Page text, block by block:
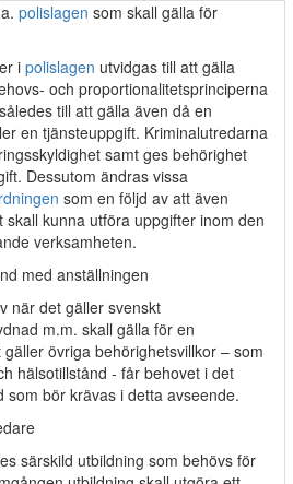
polislagen som skall gälla för
i polislagen utvidgas till att gälla
och proportionalitetsprinciperna
till att gälla även då en
en tjänsteuppgift. Kriminalutredarna
samt ges behörighet
Dessutom ändras vissa
som en följd av att även
kunna utföra uppgifter inom den
verksamheten.
med anställningen
när det gäller svenskt
m.m. skall gälla för en
övriga behörighetsvillkor – som
hälsotillstånd - får behovet i det
som bör krävas i detta avseende.
särskild utbildning som behövs för